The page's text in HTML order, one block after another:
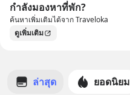
กำลังมองหาที่พัก?
ค้นหาเพิ่มเติมได้จาก Traveloka
ดูเพิ่มเติม
ล่าสุด ยอดนิยม